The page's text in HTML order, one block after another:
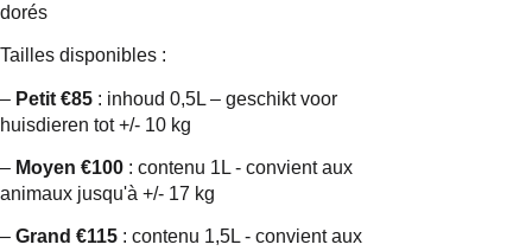
dorés
Tailles disponibles :
– Petit €85 : inhoud 0,5L – geschikt voor
huisdieren tot +/- 10 kg
– Moyen €100 : contenu 1L - convient aux
animaux jusqu'à +/- 17 kg
– Grand €115 : contenu 1,5L - convient aux